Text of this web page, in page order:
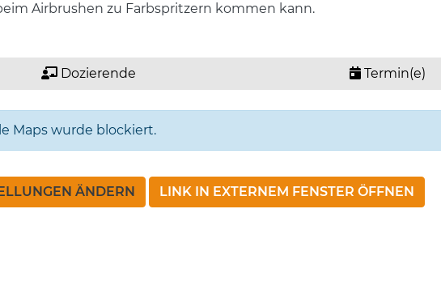
Airbrushen zu Farbspritzern kommen kann.
Dozierende Termin(e)
Maps wurde blockiert.
ÄNDERN LINK IN EXTERNEM FENSTER ÖFFNEN